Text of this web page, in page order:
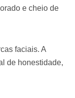
e cheio de
faciais. A
de honestidade,